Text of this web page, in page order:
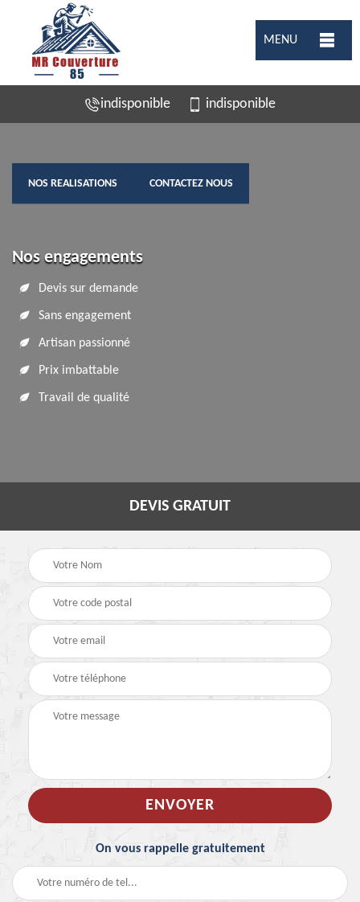
MENU
indisponible indisponible
NOS REALISATIONS CONTACTEZ NOUS
Nos engagements
Devis sur demande
Sans engagement
Artisan passionné
Prix imbattable
Travail de qualité
DEVIS GRATUIT
On vous rappelle gratuitement